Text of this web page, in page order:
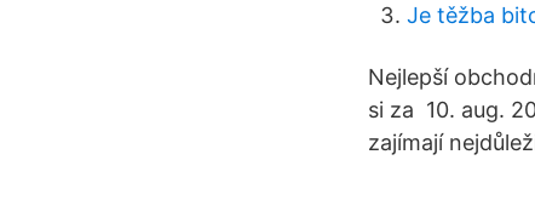
Je těžba
Nejlepší
si za 10. aug.
zajímají